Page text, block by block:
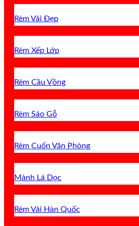
Rèm Vải Đẹp
Rèm Xếp Lớp
Rèm Cầu Vồng
Rèm Sáo Gỗ
Rèm Cuốn Văn Phòng
Mành Lá Dọc
Rèm Vải Hàn Quốc